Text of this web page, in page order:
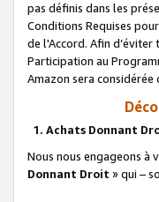
pas définis dans les
Conditions Requises
de l'Accord. Afin
Participation au
Amazon sera
1. Achats Donnant
Nous nous engageons à
Donnant Droit » qui –